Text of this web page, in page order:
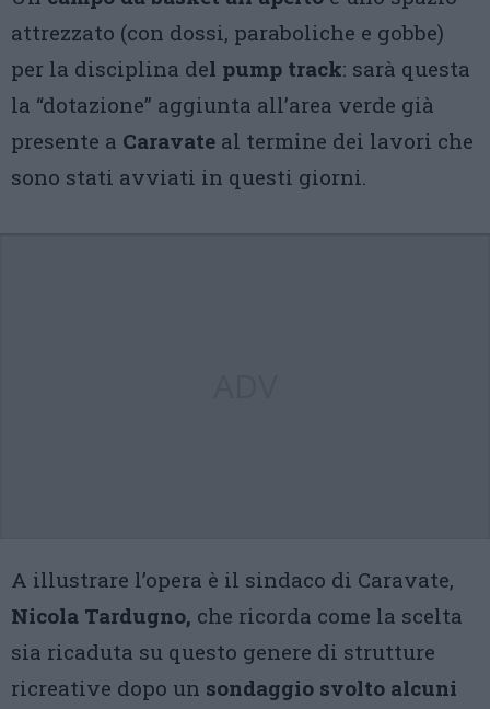
attrezzato (con dossi, paraboliche e gobbe)
per la disciplina del pump track: sarà questa
la “dotazione” aggiunta all’area verde già
presente a Caravate al termine dei lavori che
sono stati avviati in questi giorni.
A illustrare l’opera è il sindaco di Caravate,
Nicola Tardugno, che ricorda come la scelta
sia ricaduta su questo genere di strutture
ricreative dopo un sondaggio svolto alcuni